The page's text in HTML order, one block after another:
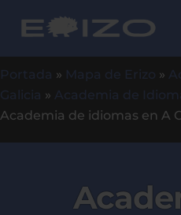
Portada » Mapa de Erizo »
Galicia » Academia de
Academia de idiomas en A